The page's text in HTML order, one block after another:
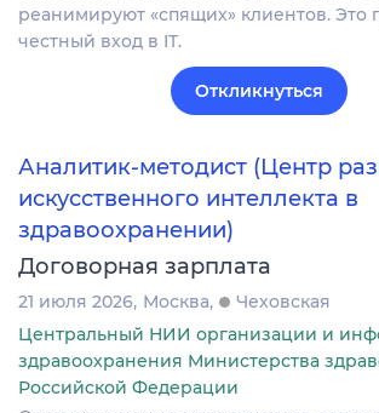
реанимируют «спящих» клиентов. Это
честный вход в IT.
Откликнуться
Аналитик-методист (Центр
искусственного интеллекта в
здравоохранении)
Договорная зарплата
21 июля 2026 Москва
Чеховская
Центральный НИИ организации и
здравоохранения Министерства
Российской Федерации